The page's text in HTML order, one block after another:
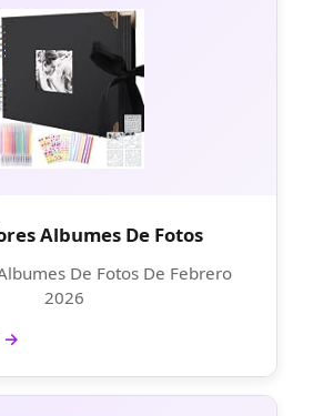
Albumes De Fotos
De Fotos De Febrero
2026
→